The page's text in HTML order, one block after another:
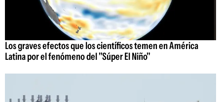
Los graves efectos que los científicos temen en América
Latina por el fenómeno del "Súper El Niño"